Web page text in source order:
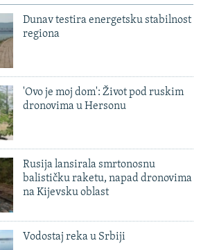
Dunav testira energetsku stabilnost
regiona
'Ovo je moj dom': Život pod ruskim
dronovima u Hersonu
Rusija lansirala smrtonosnu
balističku raketu, napad dronovima
na Kijevsku oblast
Vodostaj reka u Srbiji